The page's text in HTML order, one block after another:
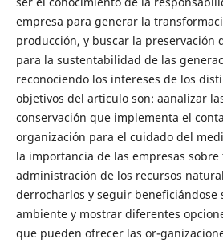
empresa para generar la
producción, y buscar la preservación
para la sustentabilidad de las
reconociendo los intereses de los
objetivos del articulo son: aanalizar
conservación que implementa el
organización para el cuidado del
la importancia de las empresas
administración de los recursos
derrocharlos y seguir beneficiándose
ambiente y mostrar diferentes
que pueden ofrecer las or-